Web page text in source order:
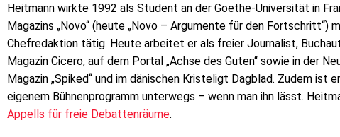
Heitmann wirkte 1992 als Student an der Goethe-Universität in
Magazins „Novo“ (heute „Novo – Argumente für den Fortschritt“)
Chefredaktion tätig. Heute arbeitet er als freier Journalist,
Magazin Cicero, auf dem Portal „Achse des Guten“ sowie in der
Magazin „Spiked“ und im dänischen Kristeligt Dagblad. Zudem
eigenem Bühnenprogramm unterwegs – wenn man ihn lässt.
Appells für freie Debattenräume.